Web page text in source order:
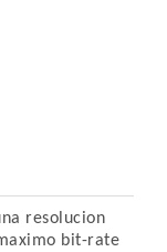
resolucion
bit-rate